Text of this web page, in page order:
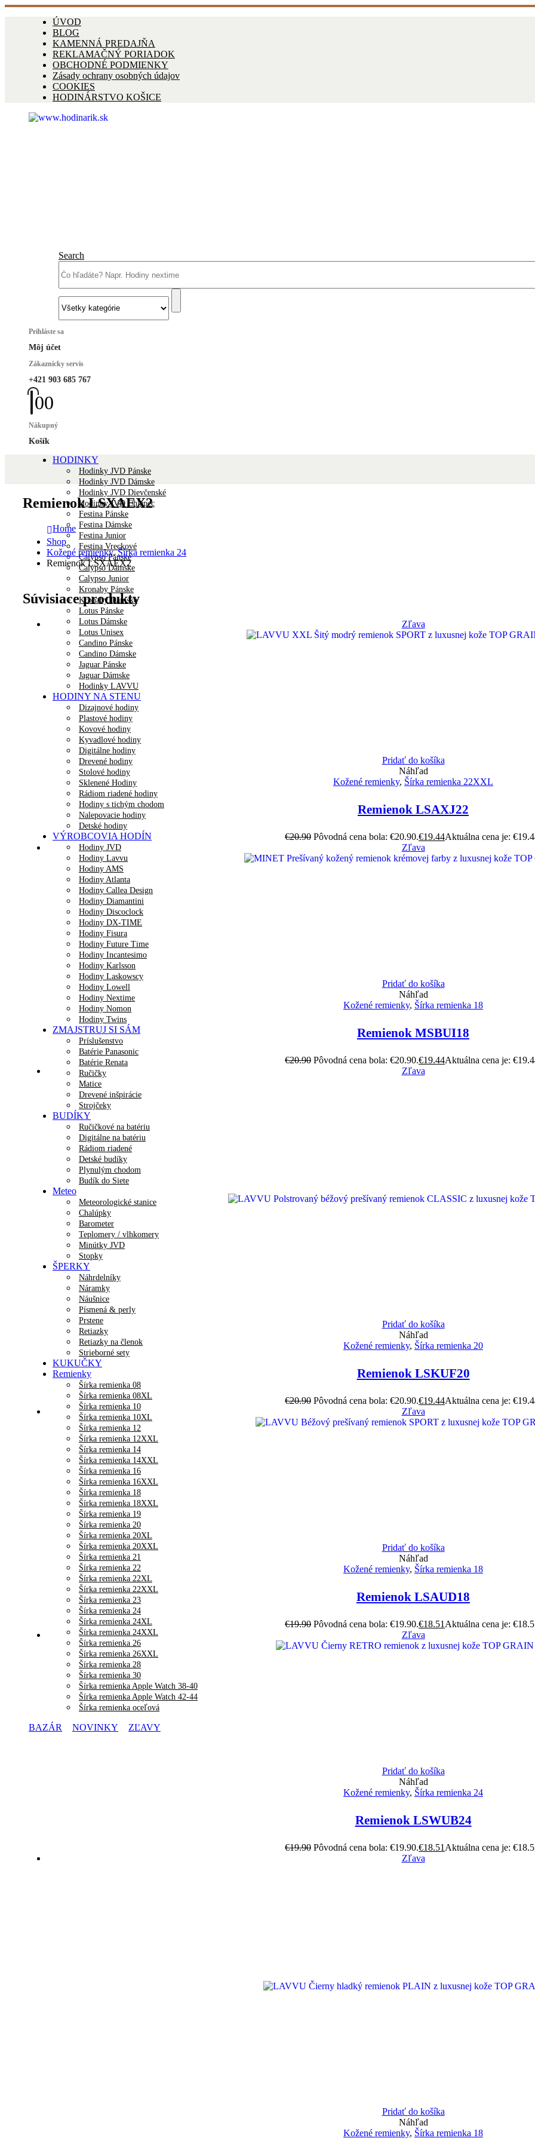
ÚVOD
BLOG
KAMENNÁ PREDAJŇA
REKLAMAČNÝ PORIADOK
OBCHODNÉ PODMIENKY
Zásady ochrany osobných údajov
COOKIES
HODINÁRSTVO KOŠICE
Search
Prihláste sa
Môj účet
Zákaznícky servis
+421 903 685 767
00
Nákupný
Košík
HODINKY
Hodinky JVD Pánske
Hodinky JVD Dámske
Hodinky JVD Dievčenské
Hodinky JVD Chlapec
Festina Pánske
Festina Dámske
Festina Junior
Festina Vreckové
Calypso Pánske
Calypso Dámske
Calypso Junior
Kronaby Pánske
Kronaby Dámske
Lotus Pánske
Lotus Dámske
Lotus Unisex
Candino Pánske
Candino Dámske
Jaguar Pánske
Jaguar Dámske
Hodinky LAVVU
HODINY NA STENU
Dizajnové hodiny
Plastové hodiny
Kovové hodiny
Kyvadlové hodiny
Digitálne hodiny
Drevené hodiny
Stolové hodiny
Sklenené Hodiny
Rádiom riadené hodiny
Hodiny s tichým chodom
Nalepovacie hodiny
Detské hodiny
VÝROBCOVIA HODÍN
Hodiny JVD
Hodiny Lavvu
Hodiny AMS
Hodiny Atlanta
Hodiny Callea Design
Hodiny Diamantini
Hodiny Discoclock
Hodiny DX-TIME
Hodiny Fisura
Hodiny Future Time
Hodiny Incantesimo
Hodiny Karlsson
Hodiny Laskowscy
Hodiny Lowell
Hodiny Nextime
Hodiny Nomon
Hodiny Twins
ZMAJSTRUJ SI SÁM
Príslušenstvo
Batérie Panasonic
Batérie Renata
Ručičky
Matice
Drevené inšpirácie
Strojčeky
BUDÍKY
Ručičkové na batériu
Digitálne na batériu
Rádiom riadené
Detské budíky
Plynulým chodom
Budík do Siete
Meteo
Meteorologické stanice
Chalúpky
Barometer
Teplomery / vlhkomery
Minútky JVD
Stopky
ŠPERKY
Náhrdelníky
Náramky
Náušnice
Písmená & perly
Prstene
Retiazky
Retiazky na členok
Strieborné sety
KUKUČKY
Remienky
Šírka remienka 08
Šírka remienka 08XL
Šírka remienka 10
Šírka remienka 10XL
Šírka remienka 12
Šírka remienka 12XXL
Šírka remienka 14
Šírka remienka 14XXL
Šírka remienka 16
Šírka remienka 16XXL
Šírka remienka 18
Šírka remienka 18XXL
Šírka remienka 19
Šírka remienka 20
Šírka remienka 20XL
Šírka remienka 20XXL
Šírka remienka 21
Šírka remienka 22
Šírka remienka 22XL
Šírka remienka 22XXL
Šírka remienka 23
Šírka remienka 24
Šírka remienka 24XL
Šírka remienka 24XXL
Šírka remienka 26
Šírka remienka 26XXL
Šírka remienka 28
Šírka remienka 30
Šírka remienka Apple Watch 38-40
Šírka remienka Apple Watch 42-44
Šírka remienka oceľová
BAZÁR NOVINKY ZĽAVY
Remienok LSXAEX2
Home
Shop
Kožené remienky,Šírka remienka 24
Remienok LSXAEX2
Súvisiace produkty
Zľava
Pridať do košíka
Náhľad
Kožené remienky, Šírka remienka 22XXL
Remienok LSAXJ22
€20.90 Pôvodná cena bola: €20.90.€19.44Aktuálna cena je:
Zľava
Pridať do košíka
Náhľad
Kožené remienky, Šírka remienka 18
Remienok MSBUI18
€20.90 Pôvodná cena bola: €20.90.€19.44Aktuálna cena je:
Zľava
Pridať do košíka
Náhľad
Kožené remienky, Šírka remienka 20
Remienok LSKUF20
€20.90 Pôvodná cena bola: €20.90.€19.44Aktuálna cena je:
Zľava
Pridať do košíka
Náhľad
Kožené remienky, Šírka remienka 18
Remienok LSAUD18
€19.90 Pôvodná cena bola: €19.90.€18.51 Aktuálna cena je:
Zľava
Pridať do košíka
Náhľad
Kožené remienky, Šírka remienka 24
Remienok LSWUB24
€19.90 Pôvodná cena bola: €19.90.€18.51 Aktuálna cena je:
Zľava
Pridať do košíka
Náhľad
Kožené remienky, Šírka remienka 18